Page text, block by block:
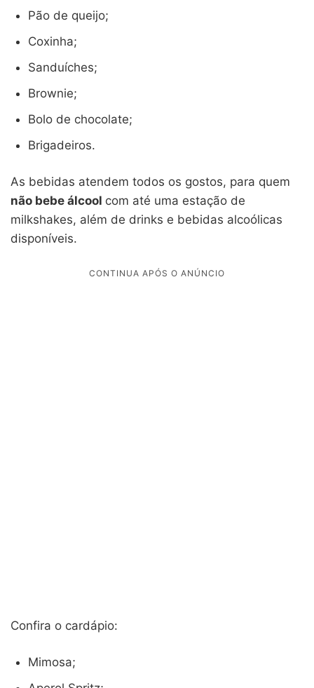
Pão de queijo;
Coxinha;
Sanduíches;
Brownie;
Bolo de chocolate;
Brigadeiros.
As bebidas atendem todos os gostos, para quem
não bebe álcool com até uma estação de
milkshakes, além de drinks e bebidas alcoólicas
disponíveis.
Confira o cardápio:
Mimosa;